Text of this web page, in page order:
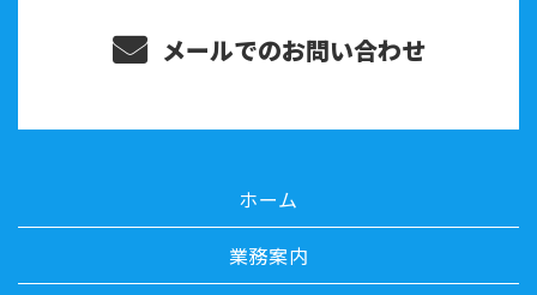
メールでのお問い合わせ
ホーム
業務案内